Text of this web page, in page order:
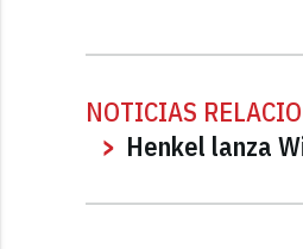
NOTICIAS
Henkel lanza